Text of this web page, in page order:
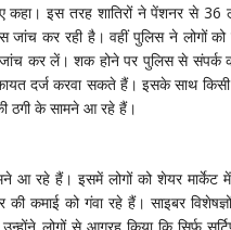
कहा। इस तरह शातिरों ने पेंशनर से
कर रही है। वहीं पुलिस ने लोगों को
कर लें। शक होने पर पुलिस से संपर्क
दर्ज करवा सकते हैं। इसके साथ
ठगी के सामने आ रहे हैं।
आ रहे हैं। इसमें लोगों को शेयर मार्केट
कमाई को गंवा रहे हैं। साइबर